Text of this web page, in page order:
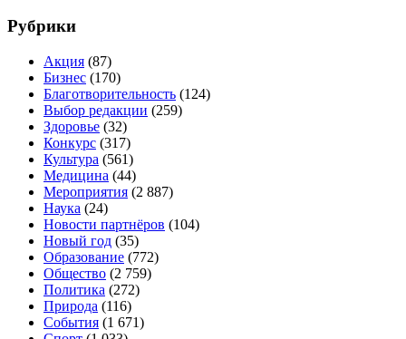
Рубрики
Акция (87)
Бизнес (170)
Благотворительность (124)
Выбор редакции (259)
Здоровье (32)
Конкурс (317)
Культура (561)
Медицина (44)
Мероприятия (2 887)
Наука (24)
Новости партнёров (104)
Новый год (35)
Образование (772)
Общество (2 759)
Политика (272)
Природа (116)
События (1 671)